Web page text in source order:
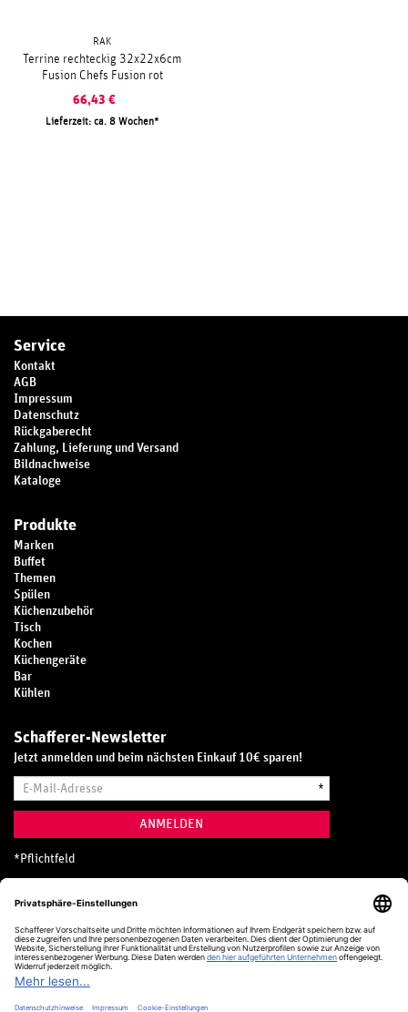
RAK
Terrine rechteckig 32x22x6cm
Fusion Chefs Fusion rot
66,43 €
Lieferzeit: ca. 8 Wochen
Service
Kontakt
AGB
Impressum
Datenschutz
Rückgaberecht
Zahlung, Lieferung und Versand
Bildnachweise
Kataloge
Produkte
Marken
Buffet
Themen
Spülen
Küchenzubehör
Tisch
Kochen
Küchengeräte
Bar
Kühlen
Schafferer-Newsletter
Jetzt anmelden und beim nächsten Einkauf 10€ sparen!
Mail-
*
ANMELDEN
* Pflichtfeld
Hotline
0800 20 70 300 (D)
Kostenlos aus dem deutschen Festnetz
24 Stunden / 365 Tage im Jahr